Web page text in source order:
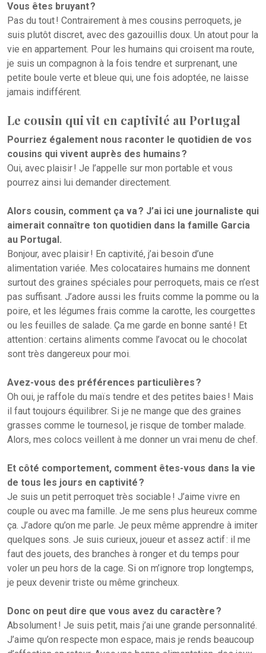
Vous êtes bruyant ?
Pas du tout ! Contrairement à mes cousins perroquets, je
suis plutôt discret, avec des gazouillis doux. Un atout pour la
vie en appartement. Pour les humains qui croisent ma route,
je suis un compagnon à la fois tendre et surprenant, une
petite boule verte et bleue qui, une fois adoptée, ne laisse
jamais indifférent.
Le cousin qui vit en captivité au Portugal
Pourriez également nous raconter le quotidien de vos
cousins qui vivent auprès des humains ?
Oui, avec plaisir ! Je l’appelle sur mon portable et vous
pourrez ainsi lui demander directement.
Alors cousin, comment ça va ? J’ai ici une journaliste qui
aimerait connaître ton quotidien dans la famille Garcia
au Portugal.
Bonjour, avec plaisir ! En captivité, j’ai besoin d’une
alimentation variée. Mes colocataires humains me donnent
surtout des graines spéciales pour perroquets, mais ce n’est
pas suffisant. J’adore aussi les fruits comme la pomme ou la
poire, et les légumes frais comme la carotte, les courgettes
ou les feuilles de salade. Ça me garde en bonne santé ! Et
attention : certains aliments comme l’avocat ou le chocolat
sont très dangereux pour moi.
Avez-vous des préférences particulières ?
Oh oui, je raffole du maïs tendre et des petites baies ! Mais
il faut toujours équilibrer. Si je ne mange que des graines
grasses comme le tournesol, je risque de tomber malade.
Alors, mes colocs veillent à me donner un vrai menu de chef.
Et côté comportement, comment êtes-vous dans la vie
de tous les jours en captivité ?
Je suis un petit perroquet très sociable ! J’aime vivre en
couple ou avec ma famille. Je me sens plus heureux comme
ça. J’adore qu’on me parle. Je peux même apprendre à imiter
quelques sons. Je suis curieux, joueur et assez actif : il me
faut des jouets, des branches à ronger et du temps pour
voler un peu hors de la cage. Si on m’ignore trop longtemps,
je peux devenir triste ou même grincheux.
Donc on peut dire que vous avez du caractère ?
Absolument ! Je suis petit, mais j’ai une grande personnalité.
J’aime qu’on respecte mon espace, mais je rends beaucoup